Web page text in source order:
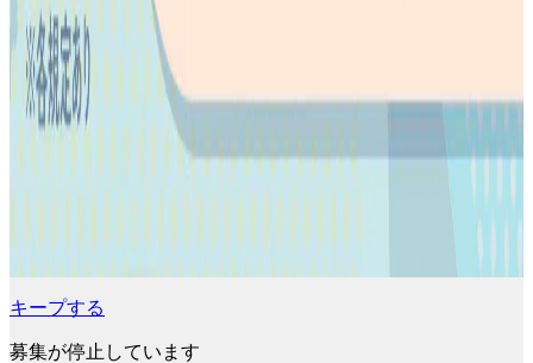
キープする
募集が停止しています